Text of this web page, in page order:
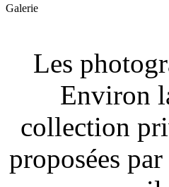
Galerie
Les
Environ
collection
proposées